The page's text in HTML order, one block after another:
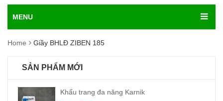
MENU
Home Giầy BHLĐ ZIBEN 185
SẢN PHẨM MỚI
Khẩu trang đa năng Karnik